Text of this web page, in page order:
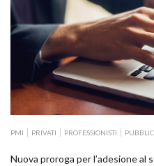
PMI PRIVATI PROFESSIONISTI
Nuova proroga per l’adesione al